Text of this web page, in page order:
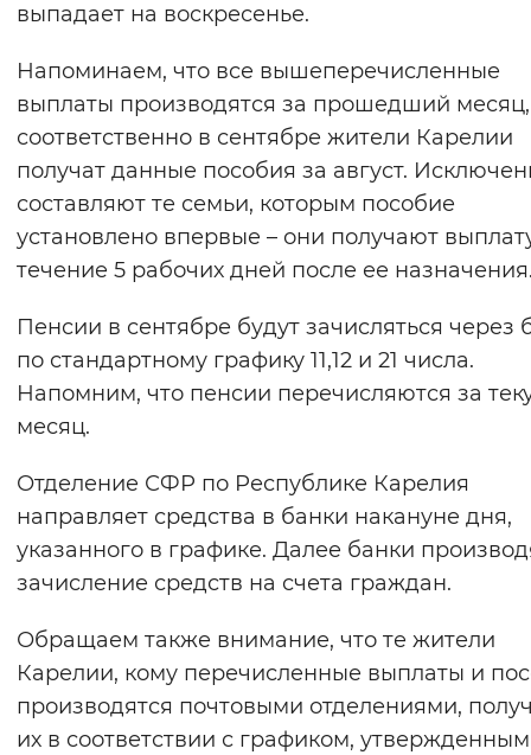
выпадает на воскресенье.
Напоминаем, что все вышеперечисленные
выплаты производятся за прошедший месяц,
соответственно в сентябре жители Карелии
получат данные пособия за август.
составляют те семьи, которым пособие
установлено впервые – они получают
течение 5 рабочих дней после ее
Пенсии в сентябре будут зачисляться через
по стандартному графику 11,12 и 21 числа.
Напомним, что пенсии перечисляются за
месяц.
Отделение СФР по Республике Карелия
направляет средства в банки накануне дня,
указанного в графике. Далее банки
зачисление средств на счета граждан.
Обращаем также внимание, что те жители
Карелии, кому перечисленные выплаты и
производятся почтовыми отделениями,
их в соответствии с графиком,